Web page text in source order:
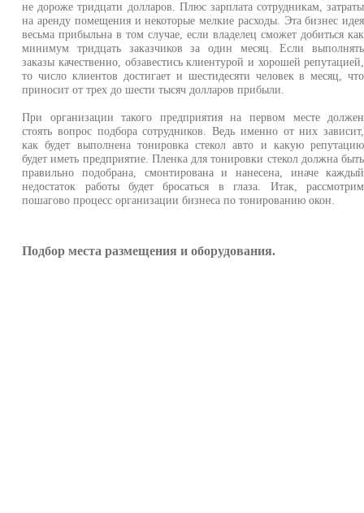
не дороже тридцати долларов. Плюс зарплата сотрудникам, затраты
на аренду помещения и некоторые мелкие расходы. Эта бизнес идея
весьма прибыльна в том случае, если владелец сможет добиться как
минимум тридцать заказчиков за один месяц. Если выполнять
заказы качественно, обзавестись клиентурой и хорошей репутацией,
то число клиентов достигает и шестидесяти человек в месяц, что
приносит от трех до шести тысяч долларов прибыли.
При организации такого предприятия на первом месте должен
стоять вопрос подбора сотрудников. Ведь именно от них зависит,
как будет выполнена тонировка стекол авто и какую репутацию
будет иметь предприятие. Пленка для тонировки стекол должна быть
правильно подобрана, смонтирована и нанесена, иначе каждый
недостаток работы будет бросаться в глаза. Итак, рассмотрим
пошагово процесс организации бизнеса по тонированию окон.
Подбор места размещения и оборудования.